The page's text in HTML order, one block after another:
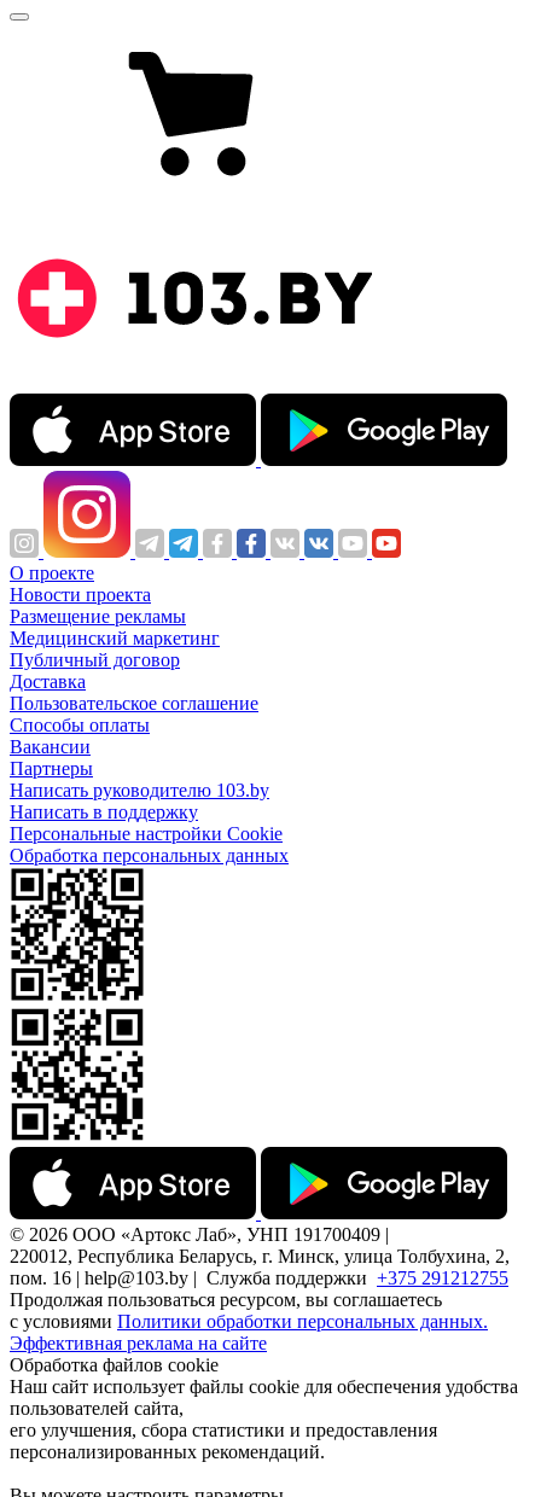
О проекте
Новости проекта
Размещение рекламы
Медицинский маркетинг
Публичный договор
Доставка
Пользовательское соглашение
Способы оплаты
Вакансии
Партнеры
Написать руководителю 103.by
Написать в поддержку
Персональные настройки Cookie
Обработка персональных данных
© 2026 ООО «Артокс Лаб», УНП 191700409 |
220012, Республика Беларусь, г. Минск, улица Толбухина, 2,
пом. 16 | help@103.by | Служба поддержки +375 291212755
Продолжая пользоваться ресурсом, вы соглашаетесь
с условиями Политики обработки персональных данных.
Эффективная реклама на сайте
Обработка файлов cookie
Наш сайт использует файлы cookie для обеспечения удобства
пользователей сайта,
его улучшения, сбора статистики и предоставления
персонализированных рекомендаций.